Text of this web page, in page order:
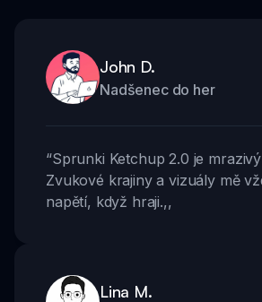
John D.
Nadšenec do her
“Sprunki Ketchup 2.0 je
Zvukové krajiny a vizuály mě
napětí, když hraji.,,
Lina M.